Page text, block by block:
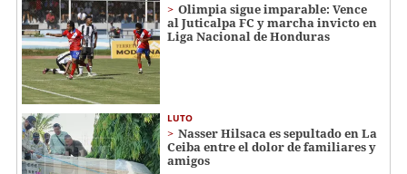
Olimpia sigue imparable: Vence
al Juticalpa FC y marcha invicto en
Liga Nacional de Honduras
LUTO
Nasser Hilsaca es sepultado en La
Ceiba entre el dolor de familiares y
amigos